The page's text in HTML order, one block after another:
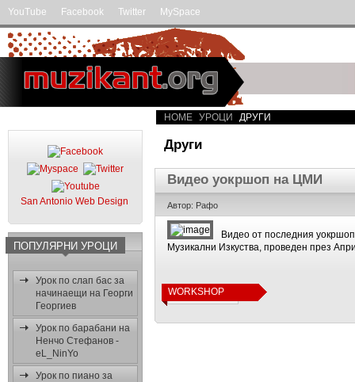
YouTube Facebook Twitter MySpace
San Antonio Web Design
ПОПУЛЯРНИ УРОЦИ
Урок по слап бас за
начинаещи на Георги
Георгиев
Урок по барабани на
Ненчо Стефанов -
eL_NinYo
Урок по пиано за
HOME УРОЦИ ДРУГИ
Други
Видео уокршоп на ЦМИ
Автор: Рафо
WORKSHOP
Видeо от последния
Музикални Изкуства, проведен през
ПЪЛЕН ТЕКСТ